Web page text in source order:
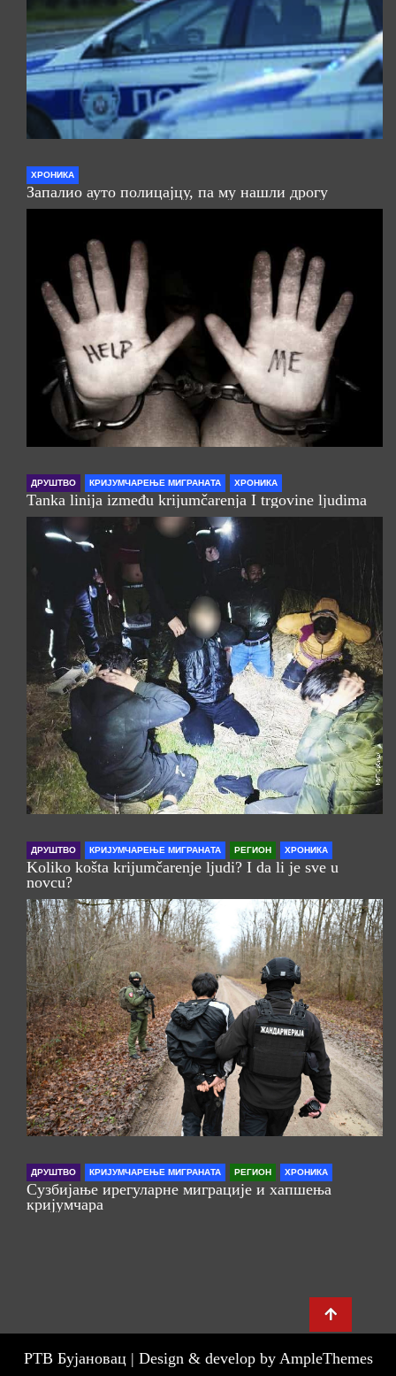
ХРОНИКА
Запалио ауто полицајцу, па му нашли дрогу
ДРУШТВО КРИЈУМЧАРЕЊЕ МИГРАНАТА ХРОНИКА
Tanka linija između krijumčarenja I trgovine ljudima
ДРУШТВО КРИЈУМЧАРЕЊЕ МИГРАНАТА РЕГИОН ХРОНИКА
Koliko košta krijumčarenje ljudi? I da li je sve u
novcu?
ДРУШТВО КРИЈУМЧАРЕЊЕ МИГРАНАТА РЕГИОН ХРОНИКА
Сузбијање ирегуларне миграције и хапшења
кријумчара
РТВ Бујановац | Design & develop by AmpleThemes